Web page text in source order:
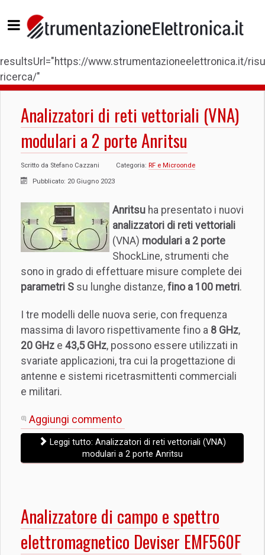
resultsUrl="https://www.strumentazioneelettronica.it/
ricerca/"
Analizzatori di reti vettoriali (VNA)
modulari a 2 porte Anritsu
Scritto da Stefano Cazzani Categoria: RF e Microonde
Pubblicato: 20 Giugno 2023
Anritsu ha presentato i nuovi
analizzatori di reti vettoriali
(VNA) modulari a 2 porte
ShockLine, strumenti che
sono in grado di effettuare misure complete dei
parametri S su lunghe distanze, fino a 100 metri.
I tre modelli delle nuova serie, con frequenza
massima di lavoro rispettivamente fino a 8 GHz,
20 GHz e 43,5 GHz, possono essere utilizzati in
svariate applicazioni, tra cui la progettazione di
antenne e sistemi ricetrasmittenti commerciali
e militari.
Aggiungi commento
Leggi tutto: Analizzatori di reti vettoriali (VNA)
modulari a 2 porte Anritsu
Analizzatore di campo e spettro
elettromagnetico Deviser EMF560F